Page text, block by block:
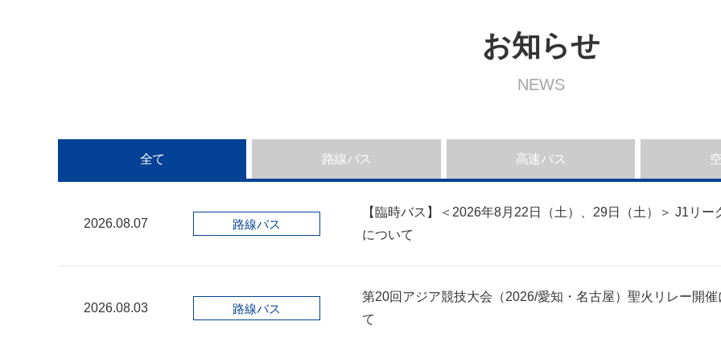
お知らせ
NEWS
全て 路線バス 高速バス
2026.08.07 路線バス
【臨時バス】＜2026年8月22日（土）、29日（土）＞ J1リ
について
2026.08.03 路線バス
第20回アジア競技大会（2026/愛知・名古屋）聖火リレー開
て